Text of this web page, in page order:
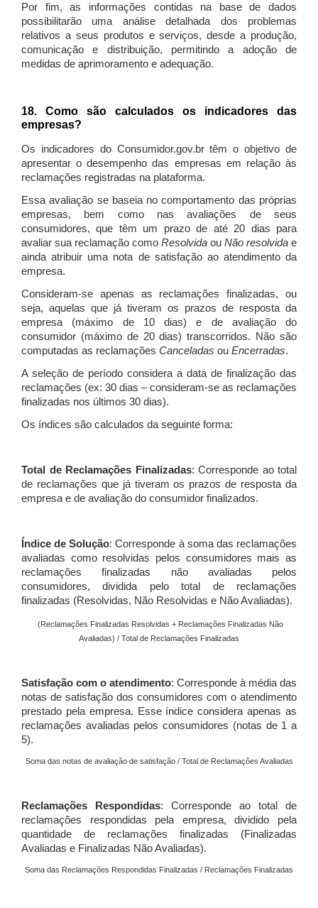
Por fim, as informações contidas na base de dados
possibilitarão uma análise detalhada dos problemas
relativos a seus produtos e serviços, desde a produção,
comunicação e distribuição, permitindo a adoção de
medidas de aprimoramento e adequação.
18. Como são calculados os indicadores das
empresas?
Os indicadores do Consumidor.gov.br têm o objetivo de
apresentar o desempenho das empresas em relação às
reclamações registradas na plataforma.
Essa avaliação se baseia no comportamento das próprias
empresas, bem como nas avaliações de seus
consumidores, que têm um prazo de até 20 dias para
avaliar sua reclamação como Resolvida ou Não resolvida e
ainda atribuir uma nota de satisfação ao atendimento da
empresa.
Consideram-se apenas as reclamações finalizadas, ou
seja, aquelas que já tiveram os prazos de resposta da
empresa (máximo de 10 dias) e de avaliação do
consumidor (máximo de 20 dias) transcorridos. Não são
computadas as reclamações Canceladas ou Encerradas.
A seleção de período considera a data de finalização das
reclamações (ex: 30 dias – consideram-se as reclamações
finalizadas nos últimos 30 dias).
Os índices são calculados da seguinte forma:
Total de Reclamações Finalizadas: Corresponde ao total
de reclamações que já tiveram os prazos de resposta da
empresa e de avaliação do consumidor finalizados.
Índice de Solução: Corresponde à soma das reclamações
avaliadas como resolvidas pelos consumidores mais as
reclamações finalizadas não avaliadas pelos
consumidores, dividida pelo total de reclamações
finalizadas (Resolvidas, Não Resolvidas e Não Avaliadas).
(Reclamações Finalizadas Resolvidas + Reclamações Finalizadas Não
Avaliadas) / Total de Reclamações Finalizadas
Satisfação com o atendimento: Corresponde à média das
notas de satisfação dos consumidores com o atendimento
prestado pela empresa. Esse índice considera apenas as
reclamações avaliadas pelos consumidores (notas de 1 a
5).
Soma das notas de avaliação de satisfação / Total de Reclamações Avaliadas
Reclamações Respondidas: Corresponde ao total de
reclamações respondidas pela empresa, dividido pela
quantidade de reclamações finalizadas (Finalizadas
Avaliadas e Finalizadas Não Avaliadas).
Soma das Reclamações Respondidas Finalizadas / Reclamações Finalizadas